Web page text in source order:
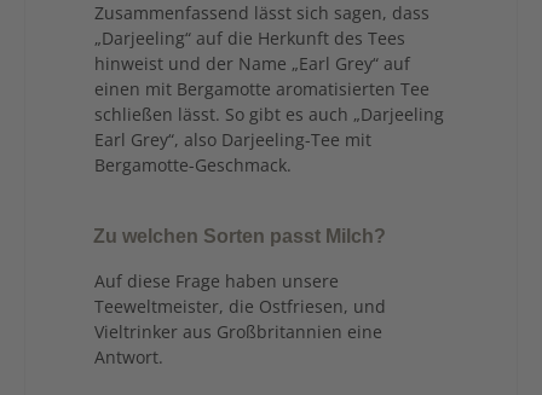
Zusammenfassend lässt sich sagen, dass
„Darjeeling“ auf die Herkunft des Tees
hinweist und der Name „Earl Grey“ auf
einen mit Bergamotte aromatisierten Tee
schließen lässt. So gibt es auch „Darjeeling
Earl Grey“, also Darjeeling-Tee mit
Bergamotte-Geschmack.
Zu welchen Sorten passt Milch?
Auf diese Frage haben unsere
Teeweltmeister, die Ostfriesen, und
Vieltrinker aus Großbritannien eine
Antwort.